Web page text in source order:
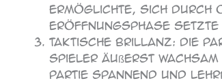
ermöglichte, sich durch
Eröffnungsphase setzte
Taktische Brillanz: Die
Spieler äußerst
Partie spannend und